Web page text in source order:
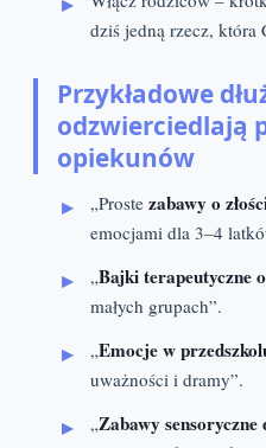
dziś jedną rzecz, która
Przykładowe
odzwierciedlają
opiekunów
„Proste zabawy o
emocjami dla 3–4
„Bajki terapeutyczne
małych grupach”.
„Emocje w
uważności i dramy”.
„Zabawy